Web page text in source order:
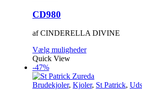
CD980
af CINDERELLA DIVINE
Vælg mulighederDette
flere
varianter.
Quick View
-47%
Brudekjoler, Kjoler, St Patrick,